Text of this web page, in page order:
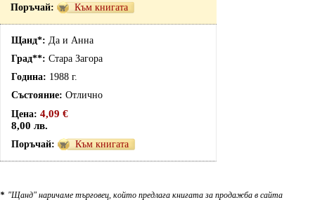
Към книгата
Да и Анна
Стара Загора
1988 г.
Отлично
4,09 €
8,00 лв.
Към книгата
* "Щанд" наричаме търговец, който предлага книгата за продажба в сайта